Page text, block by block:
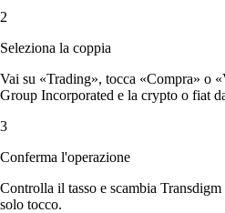
2
Seleziona la coppia
Vai su «Trading», tocca «Compra» o
Group Incorporated e la crypto o fiat
3
Conferma l'operazione
Controlla il tasso e scambia
solo tocco.